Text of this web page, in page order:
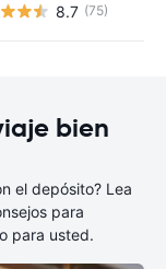
8.7 (75)
bien
el depósito? Lea
para
para usted.